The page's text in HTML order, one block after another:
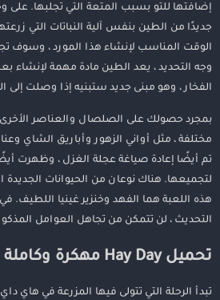
إضافتها للتو بسبب المتعة التي تجلبها. على
جديدًا من الطين بنفس آلية النباتات التي
الوقت المناسب لإنشاء هذا المورد ، وسوف
وجه التحديد ، يعد الطين مادة مهمة لإنشاء
الفخار ، وهو مبنى جديد ستبنيه إذا وصلت
بمجرد حصولك على الصلصال والعناصر
مختلفة ، مثل أواني الزهور وأباريق الشاي
تم أيضًا إعادة صياغة عجلة الغزل ، وظهرت
لتجميعها. هناك نوعان من الحيوانات الجديدة
هذه اللعبة هما الفهد وخنزير غينيا اللطيف.
التحديث ، لن تتمكن من تجاهل العوامل
تحميل Hay Day مهكرة وكاملة
تبدأ الرحلة التي تتولى فيها المزرعة في هاي